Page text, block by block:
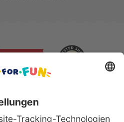
mit: